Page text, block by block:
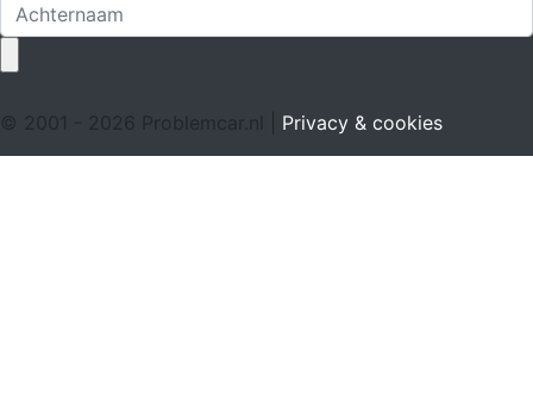
© 2001 - 2026 Problemcar.nl | Privacy & cookies